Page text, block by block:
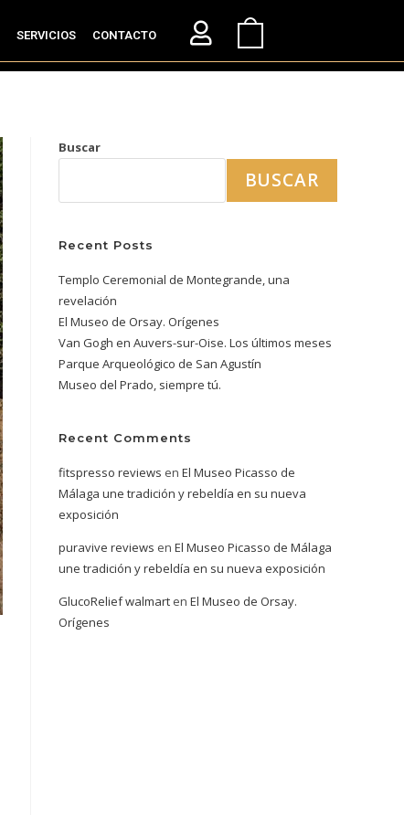
SERVICIOS CONTACTO
Buscar
BUSCAR
Recent Posts
Templo Ceremonial de Montegrande, una
revelación
El Museo de Orsay. Orígenes
Van Gogh en Auvers-sur-Oise. Los últimos meses
Parque Arqueológico de San Agustín
Museo del Prado, siempre tú.
Recent Comments
fitspresso reviews en El Museo Picasso de
Málaga une tradición y rebeldía en su nueva
exposición
puravive reviews en El Museo Picasso de Málaga
une tradición y rebeldía en su nueva exposición
GlucoRelief walmart en El Museo de Orsay.
Orígenes